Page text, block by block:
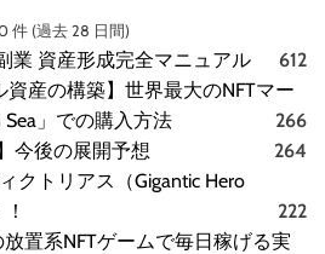
件 (過去 28 日間)
業 資産形成完全マニュアル
612
資産の構築】世界最大のNFTマー
」での購入方法
266
今後の展開予想
264
クトリアス（Gigantic Hero
222
放置系NFTゲームで毎日稼げる実